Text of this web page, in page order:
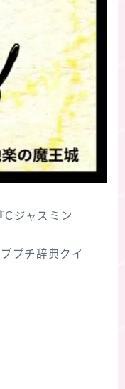
Cジャスミン
プチ辞典クイ